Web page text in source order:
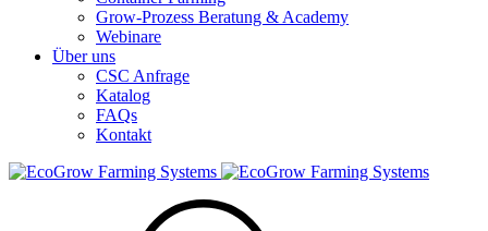
Grow-Prozess Beratung & Academy
Webinare
Über uns
CSC Anfrage
Katalog
FAQs
Kontakt